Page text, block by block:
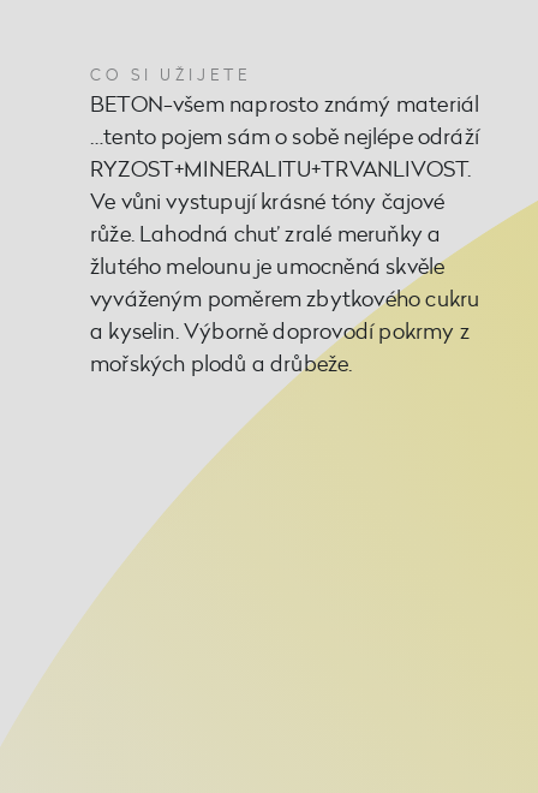
CO SI UŽIJETE
BETON-všem naprosto známý materiál
…tento pojem sám o sobě nejlépe odráží
RYZOST+MINERALITU+TRVANLIVOST.
Ve vůni vystupují krásné tóny čajové
růže. Lahodná chuť zralé meruňky a
žlutého melounu je umocněná skvěle
vyváženým poměrem zbytkového cukru
a kyselin. Výborně doprovodí pokrmy z
mořských plodů a drůbeže.